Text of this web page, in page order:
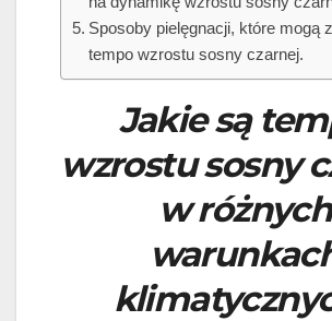
Sposoby pielęgnacji, które mogą
tempo wzrostu sosny czarnej.
Jakie są
wzrostu sosny
w różnych